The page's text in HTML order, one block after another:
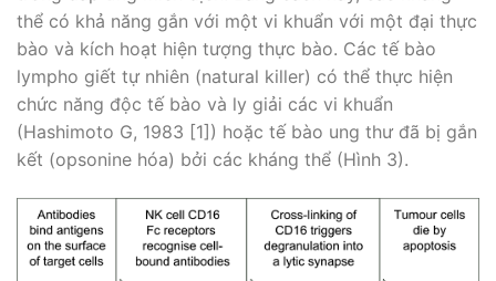
thể có khả năng gắn với một vi khuẩn với một đại thực
bào và kích hoạt hiện tượng thực bào. Các tế bào
lympho giết tự nhiên (natural killer) có thể thực hiện
chức năng độc tế bào và ly giải các vi khuẩn
(Hashimoto G, 1983 [1]) hoặc tế bào ung thư đã bị gắn
kết (opsonine hóa) bởi các kháng thể (Hình 3).